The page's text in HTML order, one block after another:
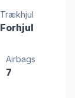
Trækhjul
Forhjul
Airbags
7